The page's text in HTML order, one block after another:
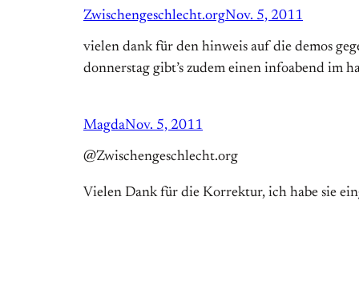
Zwischengeschlecht.orgNov. 5, 2011
vielen dank für den hinweis auf die demos
donnerstag gibt’s zudem einen infoabend im
MagdaNov. 5, 2011
@Zwischengeschlecht.org
Vielen Dank für die Korrektur, ich habe sie